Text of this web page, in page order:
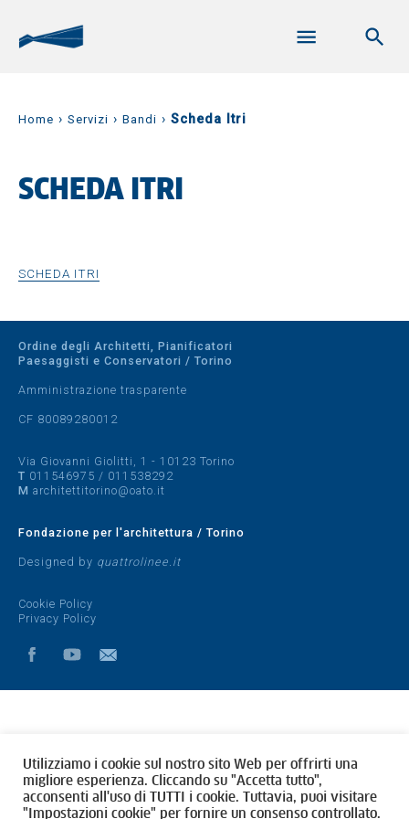
Home › Servizi › Bandi › Scheda Itri
SCHEDA ITRI
SCHEDA ITRI
Ordine degli Architetti, Pianificatori
Paesaggisti e Conservatori / Torino
Amministrazione trasparente
CF 80089280012
Via Giovanni Giolitti, 1 - 10123 Torino
T 011546975 / 011538292
M architettitorino@oato.it
Fondazione per l'architettura / Torino
Designed by quattrolinee.it
Cookie Policy
Privacy Policy
Utilizziamo i cookie sul nostro sito Web per offrirti una
migliore esperienza. Cliccando su "Accetta tutto",
acconsenti all'uso di TUTTI i cookie. Tuttavia, puoi visitare
"Impostazioni cookie" per fornire un consenso controllato.